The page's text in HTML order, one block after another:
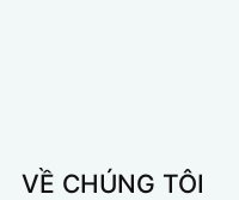
VỀ CHÚNG TÔI